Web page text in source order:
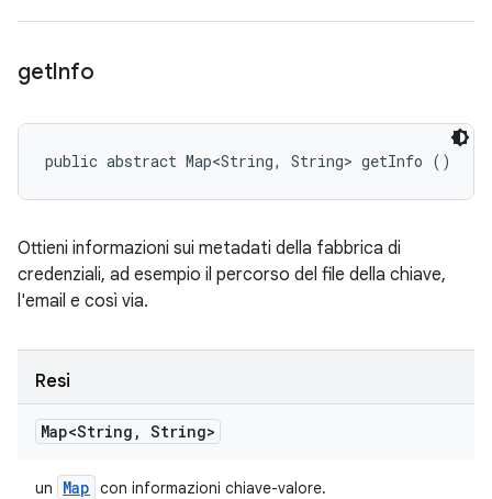
getInfo
public abstract Map<String, String> getInfo ()
Ottieni informazioni sui metadati della fabbrica di
credenziali, ad esempio il percorso del file della chiave,
l'email e così via.
Resi
Map<String , String>
un Map con informazioni chiave-valore.